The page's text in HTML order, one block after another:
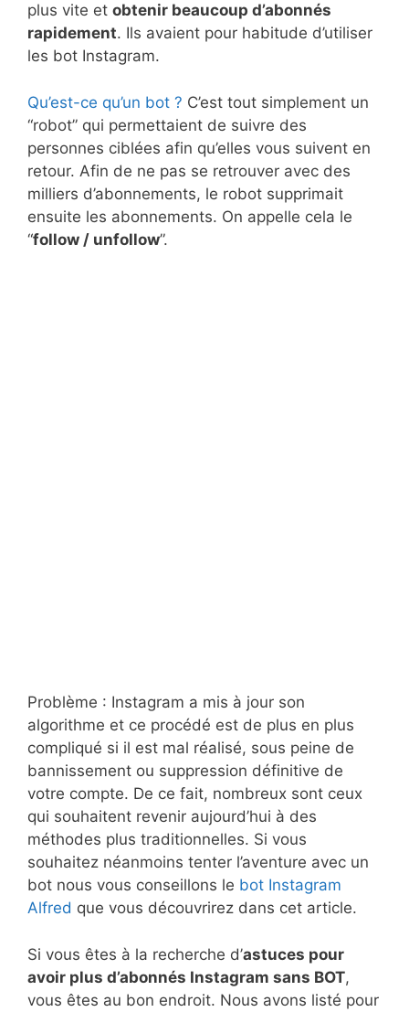
plus vite et obtenir beaucoup d’abonnés
rapidement. Ils avaient pour habitude d’utiliser
les bot Instagram.
Qu’est-ce qu’un bot ? C’est tout simplement un
“robot” qui permettaient de suivre des
personnes ciblées afin qu’elles vous suivent en
retour. Afin de ne pas se retrouver avec des
milliers d’abonnements, le robot supprimait
ensuite les abonnements. On appelle cela le
“follow / unfollow”.
Problème : Instagram a mis à jour son
algorithme et ce procédé est de plus en plus
compliqué si il est mal réalisé, sous peine de
bannissement ou suppression définitive de
votre compte. De ce fait, nombreux sont ceux
qui souhaitent revenir aujourd’hui à des
méthodes plus traditionnelles. Si vous
souhaitez néanmoins tenter l’aventure avec un
bot nous vous conseillons le bot Instagram
Alfred que vous découvrirez dans cet article.
Si vous êtes à la recherche d’astuces pour
avoir plus d’abonnés Instagram sans BOT,
vous êtes au bon endroit. Nous avons listé pour